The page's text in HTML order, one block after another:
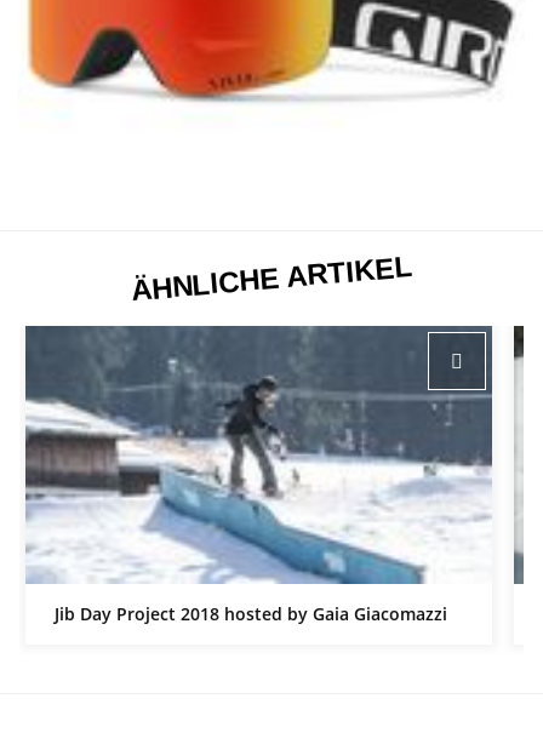
ÄHNLICHE ARTIKEL
Jib Day Project 2018 hosted by Gaia Giacomazzi